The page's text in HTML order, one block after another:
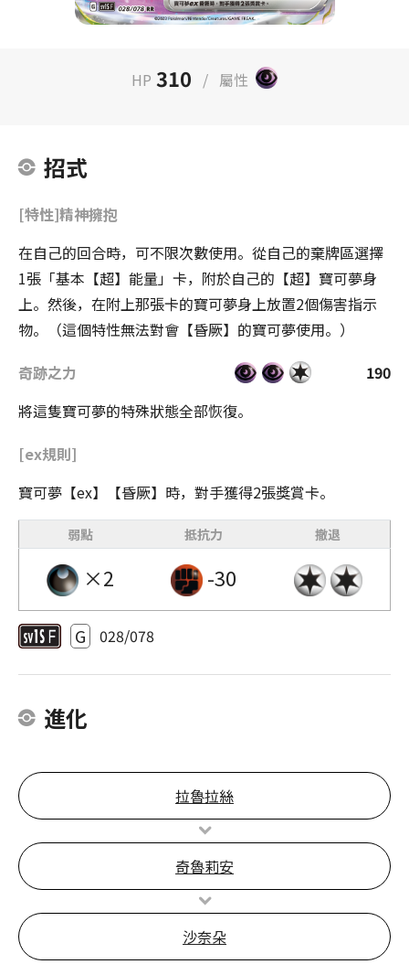
HP 310 / 屬性
招式
[特性]精神擁抱
在自己的回合時，可不限次數使用。從自己的棄牌區選擇
1張「基本【超】能量」卡，附於自己的【超】寶可夢身
上。然後，在附上那張卡的寶可夢身上放置2個傷害指示
物。（這個特性無法對會【昏厥】的寶可夢使用。）
奇跡之力
190
將這隻寶可夢的特殊狀態全部恢復。
[ex規則]
寶可夢【ex】【昏厥】時，對手獲得2張獎賞卡。
弱點 抵抗力 撤退
×2 -30
G 028/078
進化
拉魯拉絲
奇魯莉安
沙奈朵